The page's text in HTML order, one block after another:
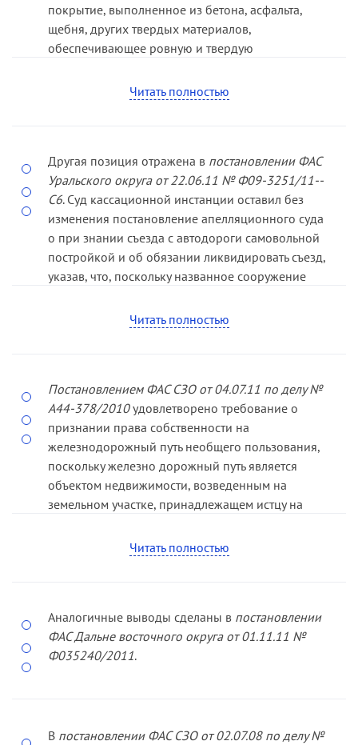
покрытие, выполненное из бетона, асфальта,
щебня, других твердых материалов,
обеспечивающее ровную и твердую
самостоятельными полезными свойствами, а
лишь улучшает полезные свойства земельного
Читать полностью
Другая позиция отражена в постановлении ФАС
Уральского ок­руга от 22.06.11 № Ф09­-3251/11-­
С6. Суд кассационной инстанции оставил без
изменения постановление апелляционного суда
о при­ знании съезда с автодороги самовольной
постройкой и об обязании ликвидировать съезд,
указав, что, поскольку названное сооружение
суд апелляционной инстанции пришел к
правомерному выводу о наличии оснований для
Читать полностью
Постановлением ФАС СЗО от 04.07.11 по делу №
А44­-378/2010удовлетворено требование о
признании права собственности на
железнодорожный путь необщего пользования,
поскольку железно­ дорожный путь является
объектом недвижимости, возведенным на
земельном участке, принадлежащем истцу на
здоровью граждан и истец предприни­мал
действия, направленные на согласование
Читать полностью
Аналогичные выводы сделаны в постановлении
ФАС Дальне­ восточного округа от 01.11.11 №
Ф03­5240/2011.
В постановлении ФАС СЗО от 02.07.08 по делу №